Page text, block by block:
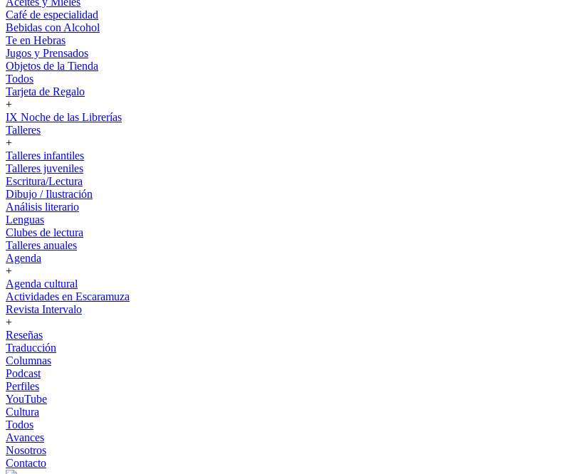
Café de especialidad
Bebidas con Alcohol
Te en Hebras
Jugos y Prensados
Objetos de la Tienda
Todos
Tarjeta de Regalo
+
IX Noche de las Librerías
Talleres
+
Talleres infantiles
Talleres juveniles
Escritura/Lectura
Dibujo / Ilustración
Análisis literario
Lenguas
Clubes de lectura
Talleres anuales
Agenda
+
Agenda cultural
Actividades en Escaramuza
Revista Intervalo
+
Reseñas
Traducción
Columnas
Podcast
Perfiles
YouTube
Cultura
Todos
Avances
Nosotros
Contacto